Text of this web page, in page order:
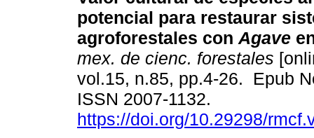
potencial para restaurar
agroforestales con Agave
mex. de cienc. forestales
vol.15, n.85, pp.4-26. Epub
ISSN 2007-1132.
https://doi.org/10.29298/